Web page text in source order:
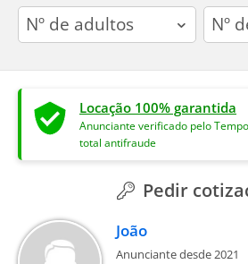
adults children
Locação 100% garantida
Anunciante verificado pelo
total antifraude
Pedir
João
Anunciante desde 2021